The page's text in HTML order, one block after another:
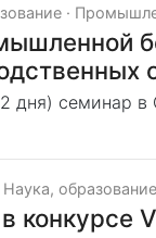
·
дня) семинар в
Наука, образование
конкурсе